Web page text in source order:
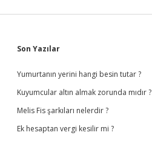
Sidebar
Son Yazılar
Yumurtanın yerini hangi besin tutar ?
Kuyumcular altın almak zorunda mıdır ?
Melis Fis şarkıları nelerdir ?
Ek hesaptan vergi kesilir mi ?